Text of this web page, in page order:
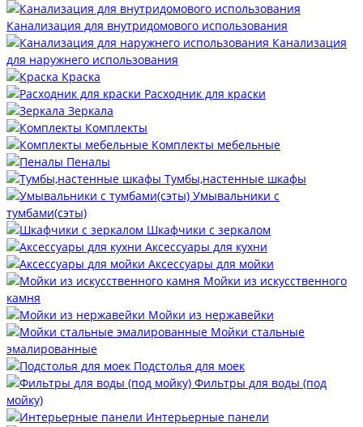
Канализация для внутридомового использования
Канализация
для наружнего использования
Краска
Расходник для краски
Зеркала
Комплекты
Комплекты мебельные
Пеналы
Тумбы,настенные шкафы
Умывальники с
тумбами(сэты)
Шкафчики с зеркалом
Аксессуары для кухни
Аксессуары для мойки
Мойки из искусственного
камня
Мойки из нержавейки
Мойки стальные
эмалированные
Подстолья для моек
Фильтры для воды (под
мойку)
Интерьерные панели